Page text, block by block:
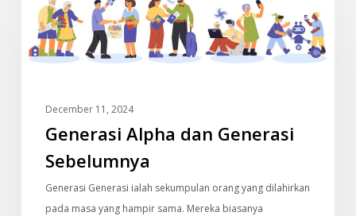
dan
Generasi
Sebelumnya
December 11, 2024
Generasi Alpha dan Generasi
Sebelumnya
Generasi Generasi ialah sekumpulan orang yang dilahirkan
pada masa yang hampir sama. Mereka biasanya